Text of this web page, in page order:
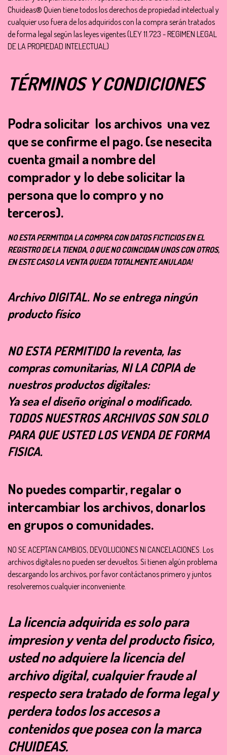
Chuideas® Quien tiene todos los derechos de propiedad intelectual y
cualquier uso fuera de los adquiridos con la compra serán tratados
de forma legal según las leyes vigentes (LEY 11.723 - REGIMEN LEGAL
DE LA PROPIEDAD INTELECTUAL)
TÉRMINOS Y CONDICIONES
Podra solicitar los archivos una vez
que se confirme el pago.(se nesecita
cuenta gmail a nombre del
comprador y lo debe solicitar la
persona que lo compro y no
terceros).
NO ESTA PERMITIDA LA COMPRA CON DATOS FICTICIOS EN EL
REGISTRO DE LA TIENDA, O QUE NO COINCIDAN UNOS CON OTROS,
EN ESTE CASO LA VENTA QUEDA TOTALMENTE ANULADA!
ArchivoDIGITAL. No se entrega ningún
producto físico
NO ESTA PERMITIDO la reventa, las
compras comunitarias, NI LA COPIA de
nuestros productos digitales:
Ya sea el diseño original o modificado.
TODOS NUESTROS ARCHIVOS SON SOLO
PARA QUE USTED LOS VENDA DE FORMA
FISICA.
No puedes compartir, regalar o
intercambiar los archivos, donarlos
en grupos o comunidades.
NO SE ACEPTAN CAMBIOS, DEVOLUCIONES NI CANCELACIONES. Los
archivos digitales no pueden ser devueltos. Si tienen algún problema
descargando los archivos, por favor contáctanos primero y juntos
resolveremos cualquier inconveniente.
La licencia adquirida es solo para
impresion y venta del producto fisico,
usted no adquiere la licencia del
archivo digital, cualquier fraude al
respecto sera tratado de forma legal y
perdera todos los accesos a
contenidos que posea con la marca
CHUIDEAS.